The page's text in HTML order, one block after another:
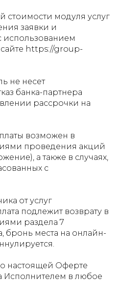
стоимости модуля услуг
заявки и
использованием
https://group-
не несет
банка-партнера
рассрочки на
возможен в
проведения акций
а также в случаях,
с
от услуг
подлежит возврату в
раздела 7
бронь места на онлайн-
настоящей Оферте
Исполнителем в любое